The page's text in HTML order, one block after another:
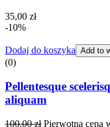
35,00 zł
-10%
Dodaj do koszyka Add to
(0)
Pellentesque
aliquam
100,00zł Pierwotna cena